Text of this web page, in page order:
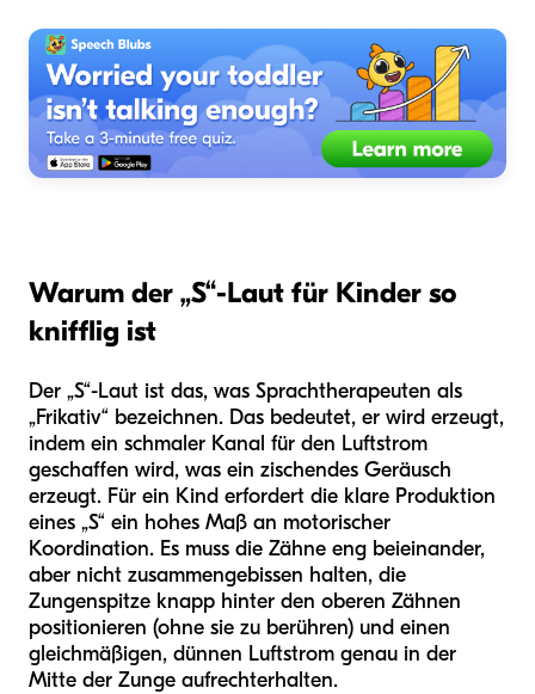
Warum der „S“-Laut für Kinder so
knifflig ist
Der „S“-Laut ist das, was Sprachtherapeuten als
„Frikativ“ bezeichnen. Das bedeutet, er wird erzeugt,
indem ein schmaler Kanal für den Luftstrom
geschaffen wird, was ein zischendes Geräusch
erzeugt. Für ein Kind erfordert die klare Produktion
eines „S“ ein hohes Maß an motorischer
Koordination. Es muss die Zähne eng beieinander,
aber nicht zusammengebissen halten, die
Zungenspitze knapp hinter den oberen Zähnen
positionieren (ohne sie zu berühren) und einen
gleichmäßigen, dünnen Luftstrom genau in der
Mitte der Zunge aufrechterhalten.